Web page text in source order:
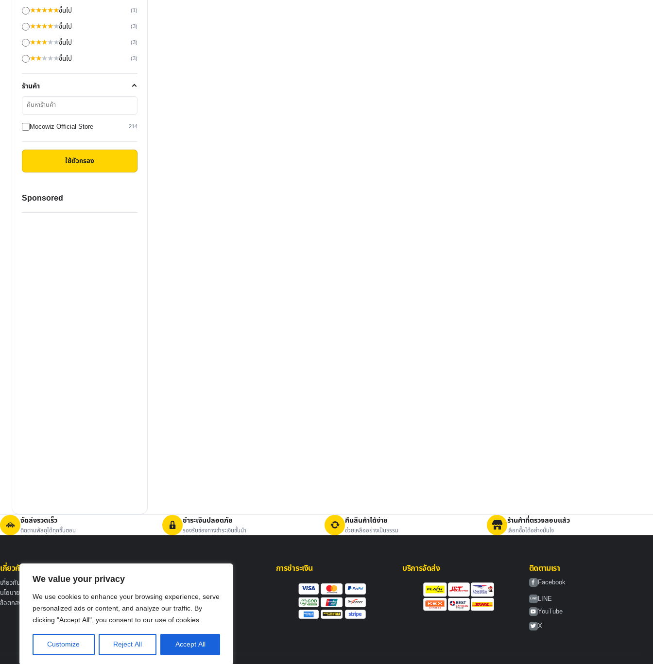
We value your privacy
We use cookies to enhance your browsing experience, serve
personalized ads or content, and analyze our traffic. By
clicking "Accept All", you consent to our use of cookies.
Customize Reject All Accept All
★★★★★ขึ้นไป (1)
★★★★★ขึ้นไป (3)
★★★★★ขึ้นไป (3)
★★★★★ขึ้นไป (3)
ร้านค้า
ค้นหา
ร้าน
ค้าMocowiz Official Store 214
ใช้ตัวกรอง
Sponsored
จัดส่งรวดเร็ว
ติดตามพัสดุได้ทุกขั้นตอน
ชำระเงินปลอดภัย
รองรับช่องทางชำระเงินชั้นนำ
คืนสินค้าได้ง่าย
ช่วยเหลืออย่างเป็นธรรม
ร้านค้าที่ตรวจสอบแล้ว
เลือกซื้อได้อย่างมั่นใจ
เกี่ยวกับ Mocowiz
เกี่ยวกับเรา
นโยบายความเป็นส่วนตัว
ข้อตกลงและเงื่อนไขการใช้งาน
การจัดส่งสินค้า
การคืนเงินและคืนสินค้า
แจ้งการชำระเงิน
ติดต่อเรา
การชำระเงิน บริการจัดส่ง ติดตามเรา
Facebook
LINE LINE
YouTube
X